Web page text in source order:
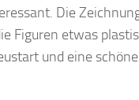
Die
Figuren etwas
und eine